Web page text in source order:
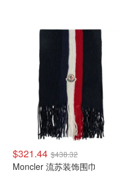
$321.44 $438.32
Moncler 流苏装饰围巾